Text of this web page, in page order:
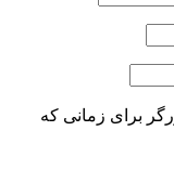
برای زمانی که